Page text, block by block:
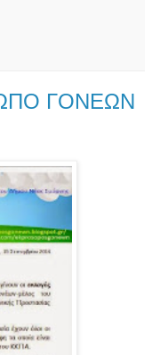
ΓΟΝΕΩΝ